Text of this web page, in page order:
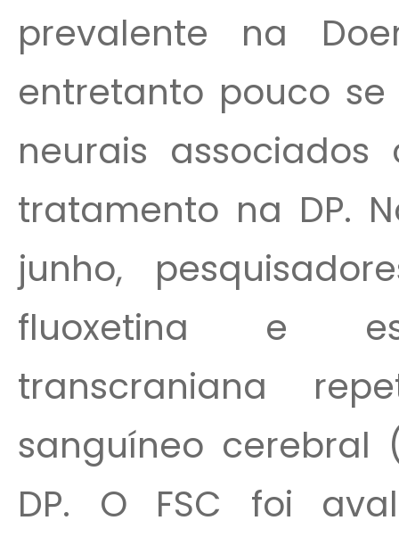
prevalente na
entretanto pouco
neurais
tratamento na DP.
junho,
fluoxetina e
transcraniana
sanguíneo cerebral
DP. O FSC foi